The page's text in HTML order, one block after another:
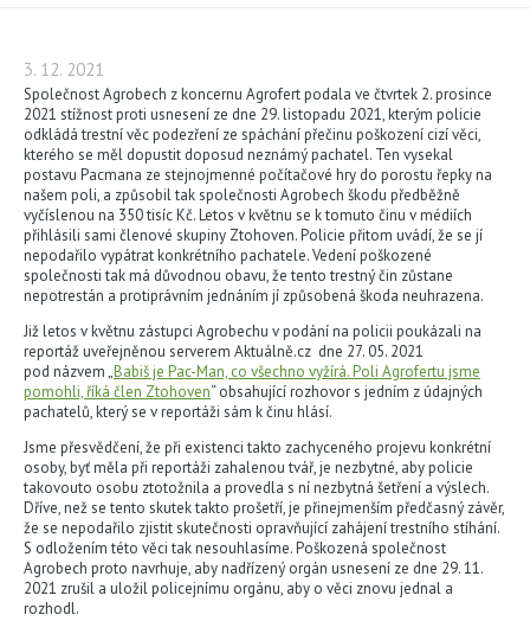
3. 12. 2021
Společnost Agrobech z koncernu Agrofert podala ve čtvrtek 2. prosince
2021 stížnost proti usnesení ze dne 29. listopadu 2021, kterým policie
odkládá trestní věc podezření ze spáchání přečinu poškození cizí věci,
kterého se měl dopustit doposud neznámý pachatel. Ten vysekal
postavu Pacmana ze stejnojmenné počítačové hry do porostu řepky na
našem poli, a způsobil tak společnosti Agrobech škodu předběžně
vyčíslenou na 350 tisíc Kč. Letos v květnu se k tomuto činu v médiích
přihlásili sami členové skupiny Ztohoven. Policie přitom uvádí, že se jí
nepodařilo vypátrat konkrétního pachatele. Vedení poškozené
společnosti tak má důvodnou obavu, že tento trestný čin zůstane
nepotrestán a protiprávním jednáním jí způsobená škoda neuhrazena.
Již letos v květnu zástupci Agrobechu v podání na policii poukázali na
reportáž uveřejněnou serverem Aktuálně.cz dne 27. 05. 2021
pod názvem „Babiš je Pac-Man, co všechno vyžírá. Poli Agrofertu jsme
pomohli, říká člen Ztohoven“ obsahující rozhovor s jedním z údajných
pachatelů, který se v reportáži sám k činu hlásí.
Jsme přesvědčení, že při existenci takto zachyceného projevu konkrétní
osoby, byť měla při reportáži zahalenou tvář, je nezbytné, aby policie
takovouto osobu ztotožnila a provedla s ní nezbytná šetření a výslech.
Dříve, než se tento skutek takto prošetří, je přinejmenším předčasný závěr,
že se nepodařilo zjistit skutečnosti opravňující zahájení trestního stíhání.
S odložením této věci tak nesouhlasíme. Poškozená společnost
Agrobech proto navrhuje, aby nadřízený orgán usnesení ze dne 29. 11.
2021 zrušil a uložil policejnímu orgánu, aby o věci znovu jednal a
rozhodl.